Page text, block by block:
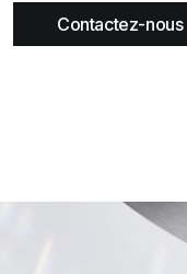
Contactez-nous